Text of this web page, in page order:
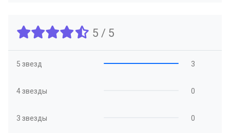
5 / 5
5 звезд 3
4 звезды 0
3 звезды 0